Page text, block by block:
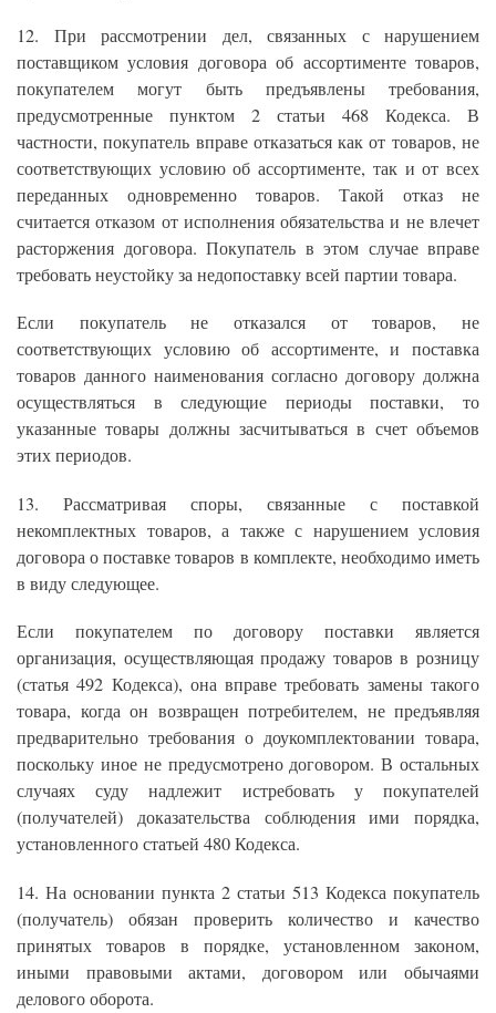
12. При рассмотрении дел, связанных с нарушением
поставщиком условия договора об ассортименте товаров,
покупателем могут быть предъявлены требования,
предусмотренные пунктом 2 статьи 468 Кодекса. В
частности, покупатель вправе отказаться как от товаров, не
соответствующих условию об ассортименте, так и от всех
переданных одновременно товаров. Такой отказ не
считается отказом от исполнения обязательства и не влечет
расторжения договора. Покупатель в этом случае вправе
требовать неустойку за недопоставку всей партии товара.
Если покупатель не отказался от товаров, не
соответствующих условию об ассортименте, и поставка
товаров данного наименования согласно договору должна
осуществляться в следующие периоды поставки, то
указанные товары должны засчитываться в счет объемов
этих периодов.
13. Рассматривая споры, связанные с поставкой
некомплектных товаров, а также с нарушением условия
договора о поставке товаров в комплекте, необходимо иметь
в виду следующее.
Если покупателем по договору поставки является
организация, осуществляющая продажу товаров в розницу
(статья 492 Кодекса), она вправе требовать замены такого
товара, когда он возвращен потребителем, не предъявляя
предварительно требования о доукомплектовании товара,
поскольку иное не предусмотрено договором. В остальных
случаях суду надлежит истребовать у покупателей
(получателей) доказательства соблюдения ими порядка,
установленного статьей 480 Кодекса.
14. На основании пункта 2 статьи 513 Кодекса покупатель
(получатель) обязан проверить количество и качество
принятых товаров в порядке, установленном законом,
иными правовыми актами, договором или обычаями
делового оборота.